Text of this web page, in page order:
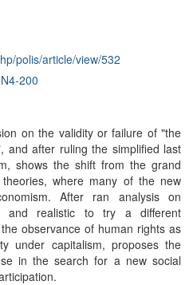
polis/article/view/532
200
on the validity or failure of "the
and after ruling the simplified last
shows the shift from the grand
where many of the new
After ran analysis on
and realistic to try a different
observance of human rights as
under capitalism, proposes the
in the search for a new social